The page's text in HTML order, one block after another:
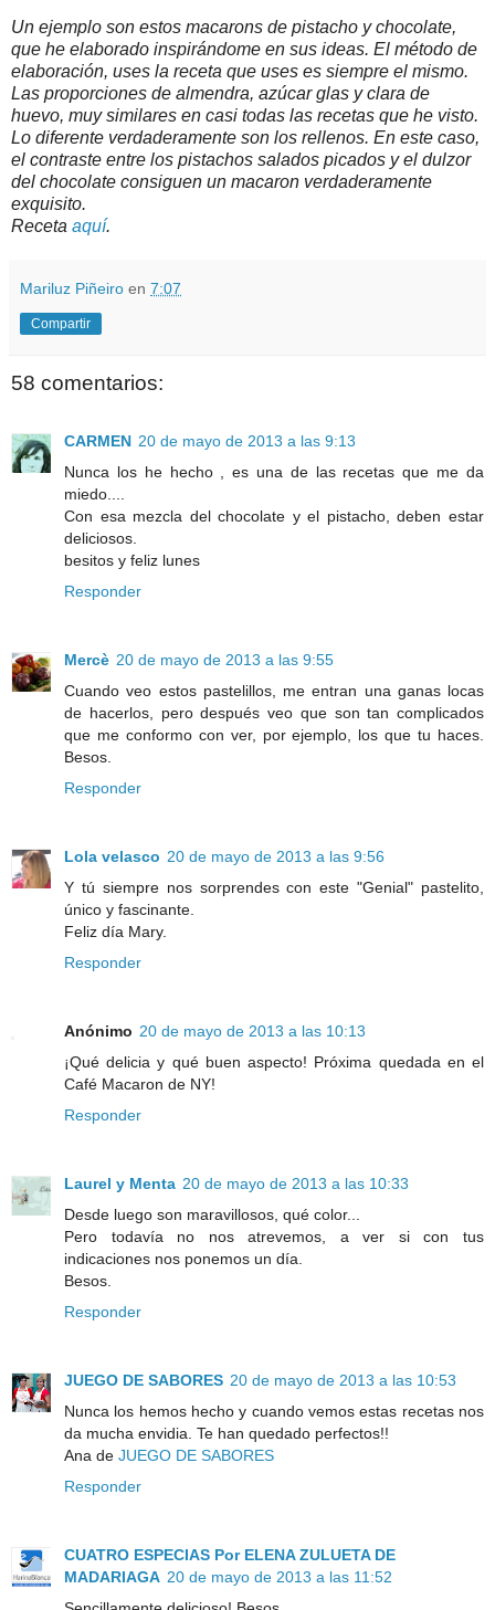
Un ejemplo son estos macarons de pistacho y chocolate,
que he elaborado inspirándome en sus ideas. El método de
elaboración, uses la receta que uses es siempre el mismo.
Las proporciones de almendra, azúcar glas y clara de
huevo, muy similares en casi todas las recetas que he visto.
Lo diferente verdaderamente son los rellenos. En este caso,
el contraste entre los pistachos salados picados y el dulzor
del chocolate consiguen un macaron verdaderamente
exquisito.
Receta aquí.
Mariluz Piñeiro en 7:07
Compartir
58 comentarios:
CARMEN 20 de mayo de 2013 a las 9:13
Nunca los he hecho , es una de las recetas que me da
miedo....
Con esa mezcla del chocolate y el pistacho, deben estar
deliciosos.
besitos y feliz lunes
Responder
Mercè 20 de mayo de 2013 a las 9:55
Cuando veo estos pastelillos, me entran una ganas locas
de hacerlos, pero después veo que son tan complicados
que me conformo con ver, por ejemplo, los que tu haces.
Besos.
Responder
Lola velasco 20 de mayo de 2013 a las 9:56
Y tú siempre nos sorprendes con este "Genial" pastelito,
único y fascinante.
Feliz día Mary.
Responder
Anónimo 20 de mayo de 2013 a las 10:13
¡Qué delicia y qué buen aspecto! Próxima quedada en el
Café Macaron de NY!
Responder
Laurel y Menta 20 de mayo de 2013 a las 10:33
Desde luego son maravillosos, qué color...
Pero todavía no nos atrevemos, a ver si con tus
indicaciones nos ponemos un día.
Besos.
Responder
JUEGO DE SABORES 20 de mayo de 2013 a las 10:53
Nunca los hemos hecho y cuando vemos estas recetas nos
da mucha envidia. Te han quedado perfectos!!
Ana de JUEGO DE SABORES
Responder
CUATRO ESPECIAS Por ELENA ZULUETA DE
MADARIAGA 20 de mayo de 2013 a las 11:52